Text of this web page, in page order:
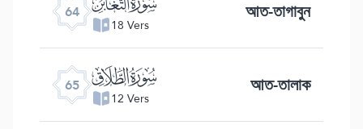
64
18 Vers আত-তাগাবুন
65 ﯮ
12 Vers আত-তালাক